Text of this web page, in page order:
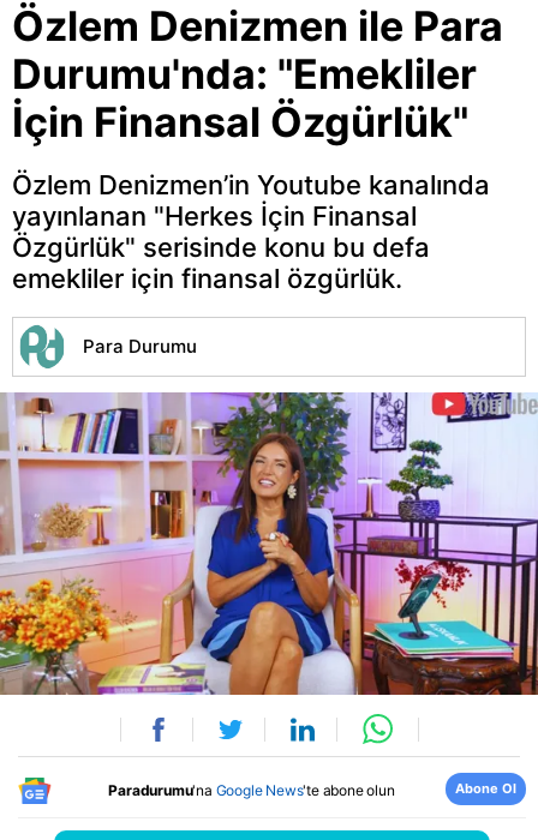
Özlem Denizmen ile Para
Durumu'nda: "Emekliler
İçin Finansal Özgürlük"
Özlem Denizmen’in Youtube kanalında
yayınlanan "Herkes İçin Finansal
Özgürlük" serisinde konu bu defa
emekliler için finansal özgürlük.
Para Durumu
Paradurumu'na Google News'te abone olun Abone Ol